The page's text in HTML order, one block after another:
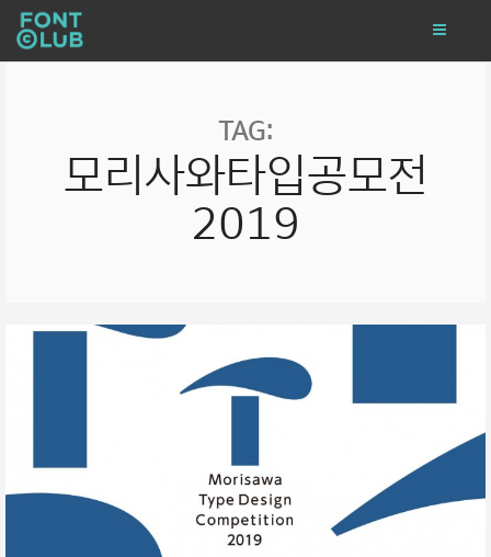
TAG:
모리사와타입공모전
2019